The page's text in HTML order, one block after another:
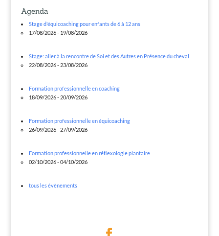
Agenda
Stage d'équicoaching pour enfants de 6 à 12 ans
17/08/2026 - 19/08/2026
Stage: aller à la rencontre de Soi et des Autres en Présence du cheval
22/08/2026 - 23/08/2026
Formation professionnelle en coaching
18/09/2026 - 20/09/2026
Formation professionnelle en équicoaching
26/09/2026 - 27/09/2026
Formation professionnelle en réflexologie plantaire
02/10/2026 - 04/10/2026
tous les évènements